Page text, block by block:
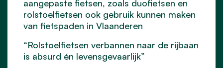
aangepaste fietsen, zoals duofietsen en
rolstoelfietsen ook gebruik kunnen maken
van fietspaden in Vlaanderen
“Rolstoelfietsen verbannen naar de rijbaan
is absurd én levensgevaarlijk”